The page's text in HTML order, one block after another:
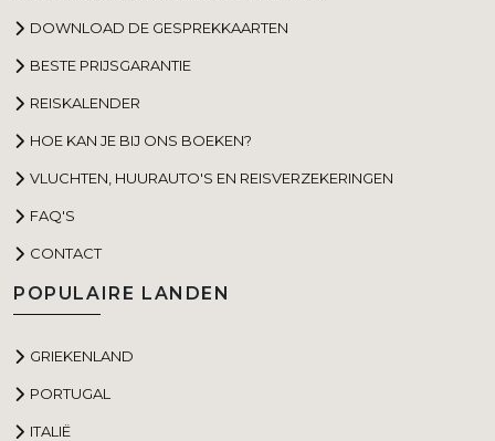
DOWNLOAD DE GESPREKKAARTEN
BESTE PRIJSGARANTIE
REISKALENDER
HOE KAN JE BIJ ONS BOEKEN?
VLUCHTEN, HUURAUTO'S EN REISVERZEKERINGEN
FAQ'S
CONTACT
POPULAIRE LANDEN
GRIEKENLAND
PORTUGAL
ITALIË